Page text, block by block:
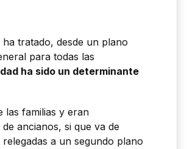
tratado, desde un plano
para todas las
ha sido un determinante
las familias y eran
ancianos, si que va de
a un segundo plano